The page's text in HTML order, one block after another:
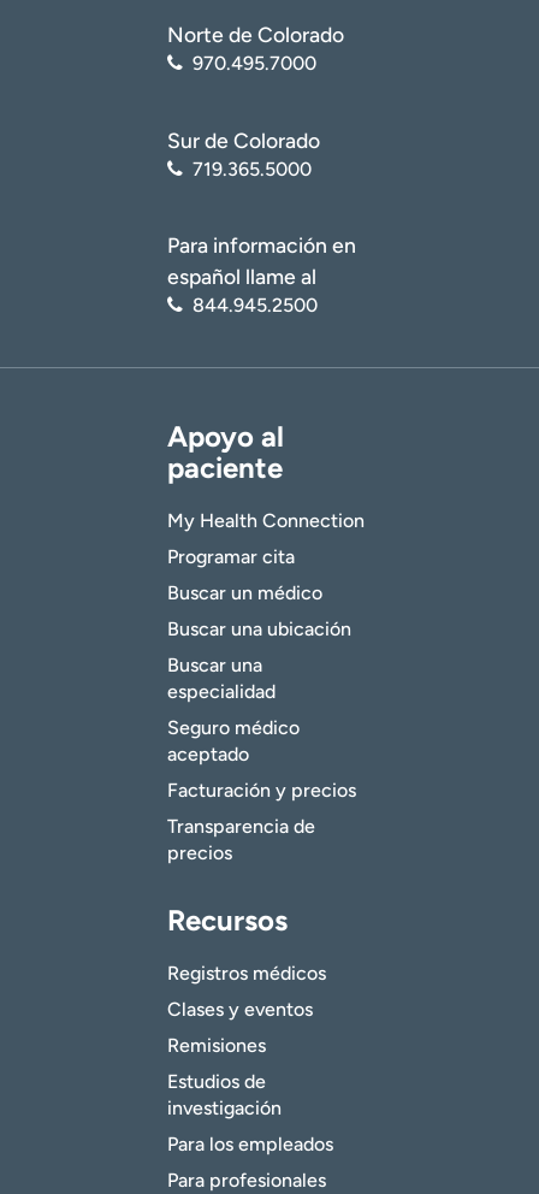
Norte de Colorado
970.495.7000
Sur de Colorado
719.365.5000
Para información en
español llame al
844.945.2500
Apoyo al
paciente
My Health Connection
Programar cita
Buscar un médico
Buscar una ubicación
Buscar una
especialidad
Seguro médico
aceptado
Facturación y precios
Transparencia de
precios
Recursos
Registros médicos
Clases y eventos
Remisiones
Estudios de
investigación
Para los empleados
Para profesionales